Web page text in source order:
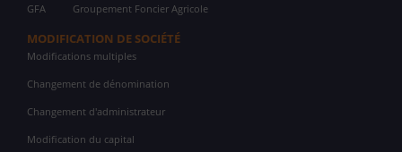
GFA Groupement Foncier Agricole
MODIFICATION DE SOCIÉTÉ
Modifications multiples
Changement de dénomination
Changement d'administrateur
Modification du capital